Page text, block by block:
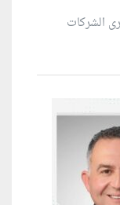
الشركات